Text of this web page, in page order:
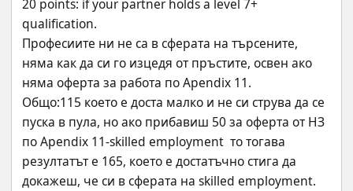
20 points: if your partner holds a level 7+
qualification.
Професиите ни не са в сферата на търсените,
няма как да си го изцедя от пръстите, освен ако
няма оферта за работа по Apendix 11.
Общо:115 което е доста малко и не си струва да се
пуска в пула, но акo прибавиш 50 за оферта от НЗ
по Apendix 11-skilled employment  то тогава
резултатът е 165, което е достатъчно стига да
докажеш, че си в сферата на skilled employment.